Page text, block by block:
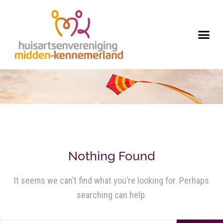
Nothing Found
It seems we can’t find what you’re looking for. Perhaps
searching can help.